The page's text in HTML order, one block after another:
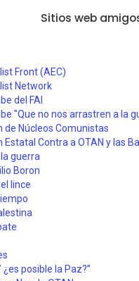
Sitios web
Front (AEC)
Network
del FAI
"Que no nos arrastren a la
de Núcleos Comunistas
Estatal Contra a OTAN y las
guerra
Boron
lince
¿es posible la Paz?”